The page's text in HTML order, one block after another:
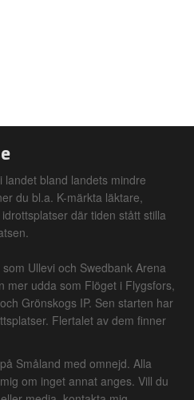
bland landets mindre
du bl.a. K-märkta läktare,
där tiden stått stilla
Ullevi och Swedbank Arena
mer udda som Flöget i Flygsfors,
Grönskogs IP. Sen starten har
Flertalet av dem finner
Småland med omnejd. Alla
om inget annat anges. Vill du